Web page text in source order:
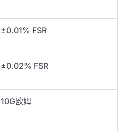
±0.01% FSR
±0.02% FSR
10G欧姆